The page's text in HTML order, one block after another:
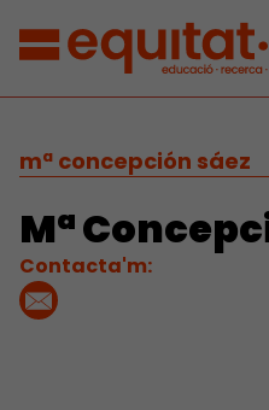
mª concepción sáez
Mª
Contacta'm: